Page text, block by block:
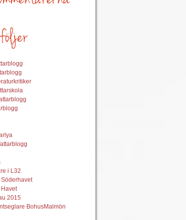
i L32
Havet
2015
BohusMalmön